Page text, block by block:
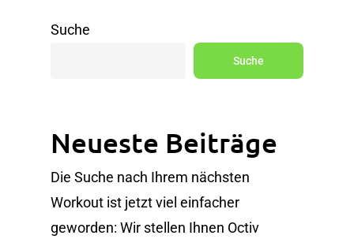
Suche
Suche
Neueste Beiträge
Die Suche nach Ihrem nächsten
Workout ist jetzt viel einfacher
geworden: Wir stellen Ihnen Octiv